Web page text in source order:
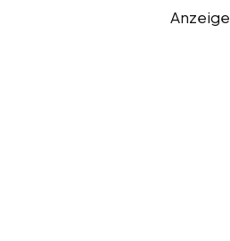
Anzeige